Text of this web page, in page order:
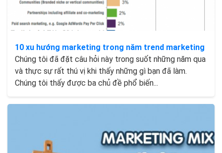
10 xu hướng marketing trong năm trend marketing
Chúng tôi đã đặt câu hỏi này trong suốt những năm qua
và thực sự rất thú vị khi thấy những gì bạn đã làm.
Chúng tôi thấy được ba chủ đề phổ biến...